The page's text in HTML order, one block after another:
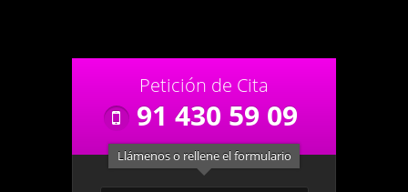
Petición de Cita
91 430 59 09
Llámenos o rellene el formulario